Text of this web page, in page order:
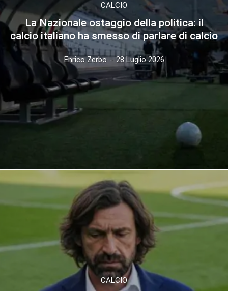
CALCIO
La Nazionale ostaggio della politica: il
calcio italiano ha smesso di parlare di calcio
Enrico Zerbo - 28 Luglio 2026
CALCIO